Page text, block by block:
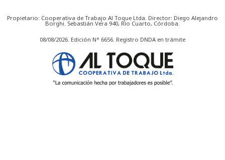
Propietario: Cooperativa de Trabajo Al Toque Ltda. Director: Diego Alejandro
Borghi. Sebastián Vera 940, Río Cuarto, Córdoba.
08/08/2026. Edición N° 6656. Registro DNDA en trámite